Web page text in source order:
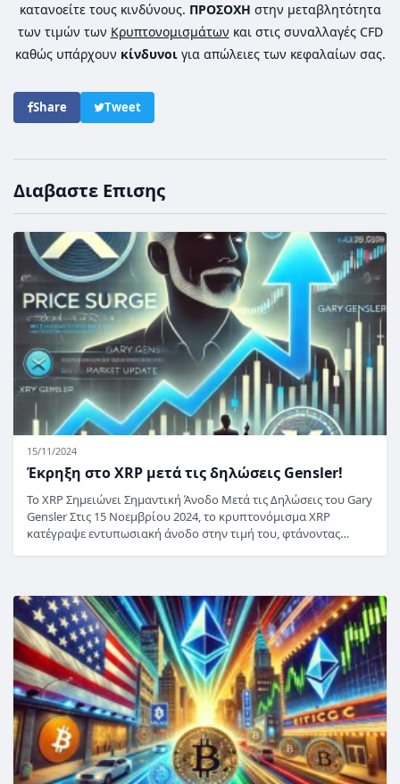
κατανοείτε τους κινδύνους. ΠΡΟΣΟΧΗ στην μεταβλητότητα
των τιμών των Κρυπτονομισμάτων και στις συναλλαγές CFD
καθώς υπάρχουν κίνδυνοιγια απώλειες των κεφαλαίων σας.
Share Tweet
Διαβαστε Επισης
15/11/2024
Έκρηξη στο XRP μετά τις δηλώσεις Gensler!
Το XRP Σημειώνει Σημαντική Άνοδο Μετά τις Δηλώσεις του Gary
Gensler Στις 15 Νοεμβρίου 2024, το κρυπτονόμισμα XRP
κατέγραψε εντυπωσιακή άνοδο στην τιμή του, φτάνοντας…